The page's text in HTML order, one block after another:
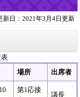
新日：2021年3月4日更新
場所 出席者
第1応接
議長